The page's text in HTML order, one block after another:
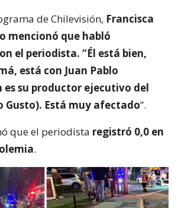
de Chilevisión, Francisca
mencionó que habló
el periodista. “Él está bien,
está con Juan Pablo
es su productor ejecutivo del
Gusto). Está muy afectado”.
que el periodista registró 0,0 en
.